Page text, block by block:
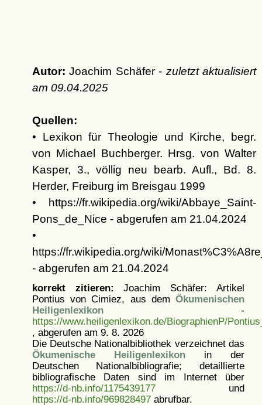
Autor: Joachim Schäfer - zuletzt aktualisiert
am 09.04.2025
Quellen:
• Lexikon für Theologie und Kirche, begr.
von Michael Buchberger. Hrsg. von Walter
Kasper, 3., völlig neu bearb. Aufl., Bd. 8.
Herder, Freiburg im Breisgau 1999
• https://fr.wikipedia.org/wiki/Abbaye_Saint-
Pons_de_Nice - abgerufen am 21.04.2024
•
https://fr.wikipedia.org/wiki/
- abgerufen am 21.04.2024
korrekt zitieren: Joachim Schäfer: Artikel
Pontius von Cimiez, aus dem Ökumenischen
Heiligenlexikon-
https://www.heiligenlexikon.de/BiographienP/
, abgerufen am 9. 8. 2026
Die Deutsche Nationalbibliothek verzeichnet das
Ökumenische Heiligenlexikonin der
Deutschen Nationalbibliografie; detaillierte
bibliografische Daten sind im Internet über
https://d-nb.info/1175439177und
https://d-nb.info/969828497abrufbar.